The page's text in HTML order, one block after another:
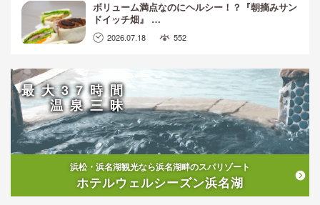
ボリューム満点なのにヘルシー！？『朝摘みサン
ドイッチ畑』 …
2026.07.18 552
最大37時間
温泉三昧
浜松・浜名湖観光なら浜名湖畔のスパリゾート
ホテルウェルシーズン浜名湖